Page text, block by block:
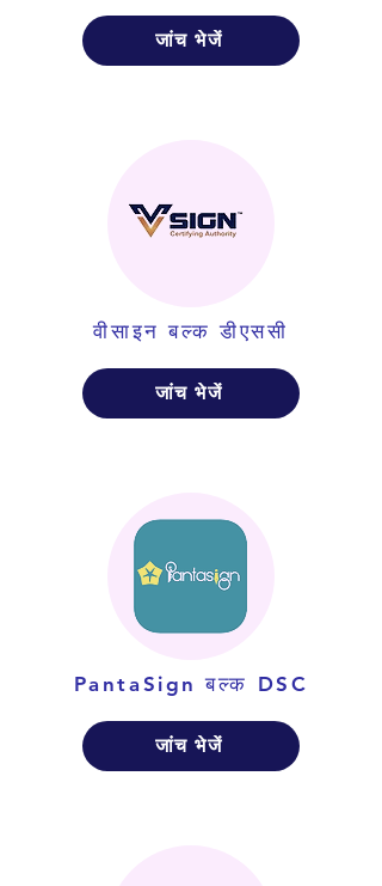
जांच भेजें
वीसाइन बल्क डीएससी
जांच भेजें
PantaSign बल्क DSC
जांच भेजें